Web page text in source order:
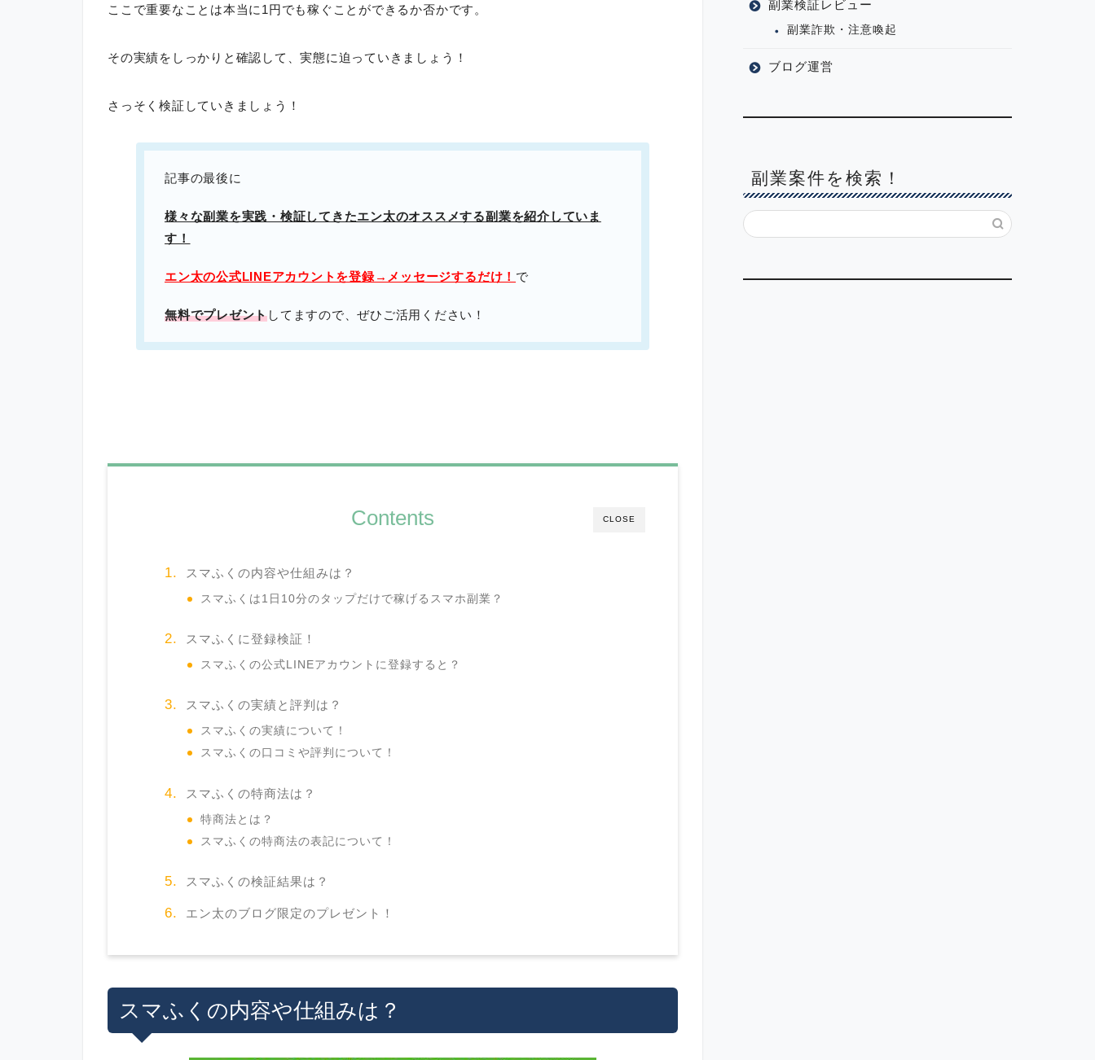
ここで重要なことは本当に1円でも稼ぐことができるか否かです。
その実績をしっかりと確認して、実態に迫っていきましょう！
さっそく検証していきましょう！
記事の最後に
様々な副業を実践・検証してきたエン太のオススメする副業を紹介していま
す！
エン太の公式LINEアカウントを登録→メッセージするだけ！ で
無料でプレゼントしてますので、ぜひご活用ください！
CLOSE
Contents
スマふくの内容や仕組みは？
スマふくは1日10分のタップだけで稼げるスマホ副業？
スマふくに登録検証！
スマふくの公式LINEアカウントに登録すると？
スマふくの実績と評判は？
スマふくの実績について！
スマふくの口コミや評判について！
スマふくの特商法は？
特商法とは？
スマふくの特商法の表記について！
スマふくの検証結果は？
エン太のブログ限定のプレゼント！
スマふくの内容や仕組みは？
副業検証レビュー
副業詐欺・注意喚起
ブログ運営
副業案件を検索！